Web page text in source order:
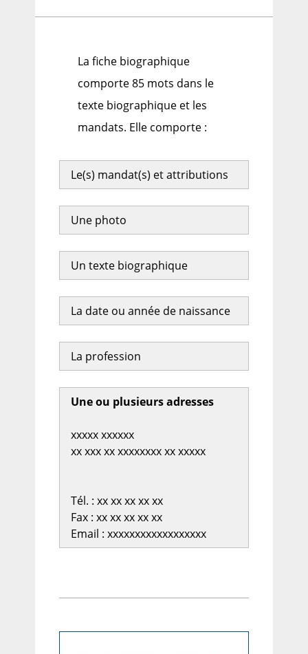
La fiche biographique
comporte 85 mots dans le
texte biographique et les
mandats. Elle comporte :
Le(s) mandat(s) et attributions
Une photo
Un texte biographique
La date ou année de naissance
La profession
Une ou plusieurs adresses
xxxxx xxxxxx
xx xxx xx xxxxxxxx xx xxxxx
Tél. : xx xx xx xx xx
Fax : xx xx xx xx xx
Email : xxxxxxxxxxxxxxxxxx